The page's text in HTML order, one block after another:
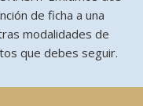
de ficha a una
modalidades de
que debes seguir.